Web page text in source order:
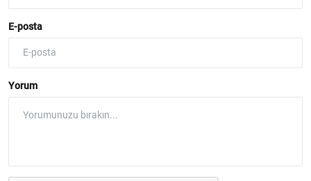
E-posta
Yorum